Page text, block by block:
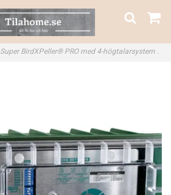
Super BirdXPeller® PRO med 4-högtalarsystem .